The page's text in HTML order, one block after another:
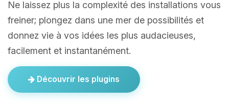
Ne laissez plus la complexité des installations vous
freiner; plongez dans une mer de possibilités et
donnez vie à vos idées les plus audacieuses,
facilement et instantanément.
Découvrir les plugins